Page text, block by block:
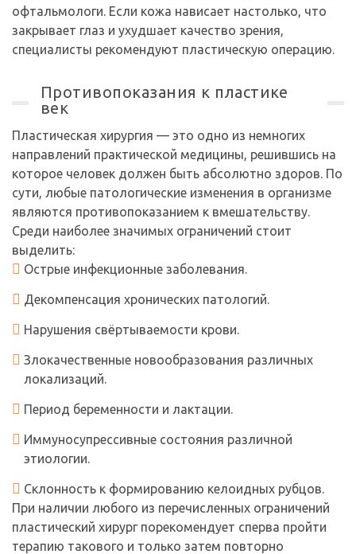
офтальмологи. Если кожа нависает настолько, что
закрывает глаз и ухудшает качество зрения,
специалисты рекомендуют пластическую операцию.
Противопоказания к пластике
век
Пластическая хирургия — это одно из немногих
направлений практической медицины, решившись на
которое человек должен быть абсолютно здоров. По
сути, любые патологические изменения в организме
являются противопоказанием к вмешательству.
Среди наиболее значимых ограничений стоит
выделить:
Острые инфекционные заболевания.
Декомпенсация хронических патологий.
Нарушения свёртываемости крови.
Злокачественные новообразования различных
локализаций.
Период беременности и лактации.
Иммуносупрессивные состояния различной
этиологии.
Склонность к формированию келоидных рубцов.
При наличии любого из перечисленных ограничений
пластический хирург порекомендует сперва пройти
терапию такового и только затем повторно